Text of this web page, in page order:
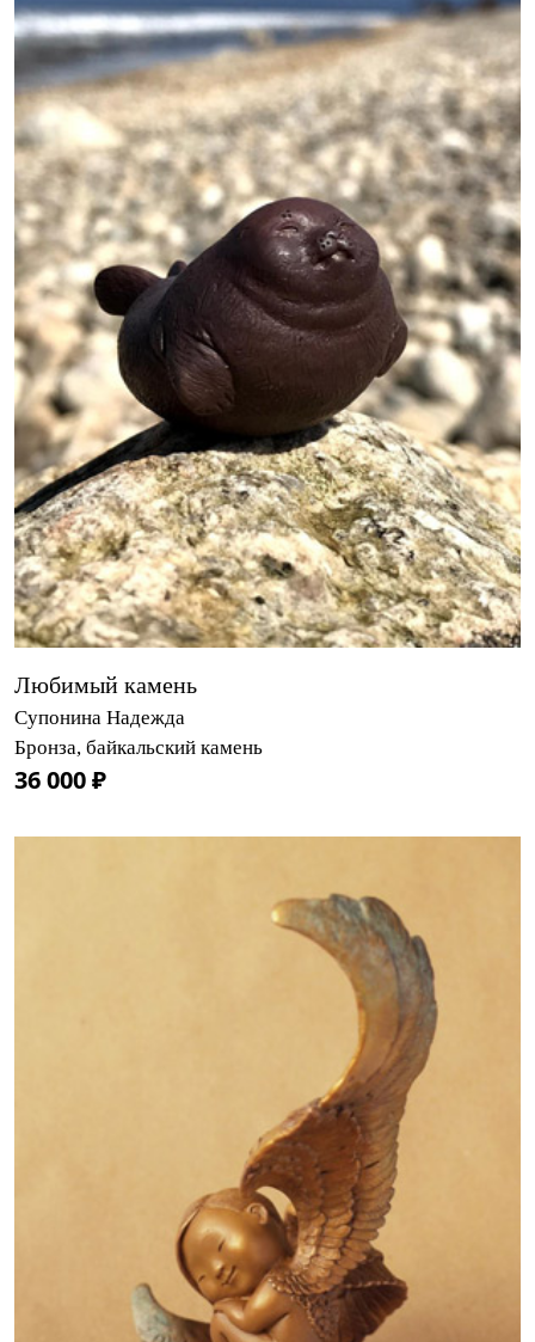
Любимый камень
Супонина Надежда
Бронза, байкальский камень
36 000 ₽